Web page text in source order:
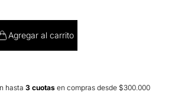
cantidad
Agregar al carrito
hasta 3 cuotas en compras desde $300.000